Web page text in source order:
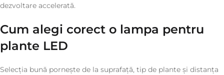
dezvoltare accelerată.
Cum alegi corect o lampa pentru
plante LED
Selecția bună pornește de la suprafață, tip de plante și distanța